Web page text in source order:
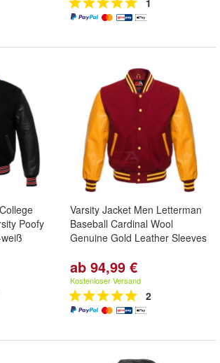
1
Poofy
Varsity Jacket Men Letterman
Baseball Cardinal Wool
Genuine Gold Leather Sleeves
ab 94,99 €
Kostenloser Versand
2